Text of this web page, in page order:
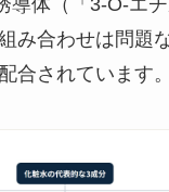
み合わせは問題
合されています。